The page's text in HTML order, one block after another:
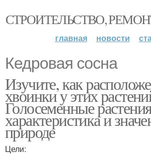
СТРОИТЕЛЬСТВО,
главная новости
Кедровая сосна
Изучите, как
хвоинки у этих
Голосеменные
характеристика и
природе
Цели: